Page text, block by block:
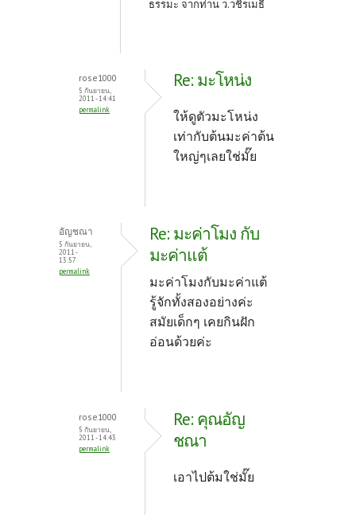
ธรรมะ จากท่าน ว.วชิรเมธี
rose1000
5 กันยายน,
2011 - 14:41
permalink
Re: มะโหน่ง
ให้ดูตัวมะโหน่ง
เท่ากับต้นมะค่าต้น
ใหญ่ๆเลยใช่มั๊ย
อัญชณา
5 กันยายน,
2011 -
13:57
permalink
Re: มะค่าโมง กับ
มะค่าแต้
มะค่าโมงกับมะค่าแต้
รู้จักทั้งสองอย่างค่ะ
สมัยเด็กๆ เคยกินฝัก
อ่อนด้วยค่ะ
rose1000
5 กันยายน,
2011 - 14:43
permalink
Re: คุณอัญ
ชณา
เอาไปต้มใช่มั๊ย